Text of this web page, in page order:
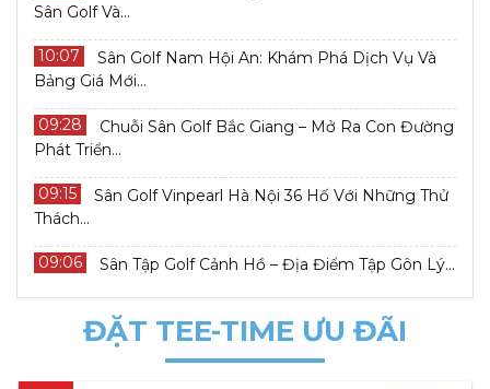
Sân Golf Và...
10:07
Sân Golf Nam Hội An: Khám Phá Dịch Vụ Và
Bảng Giá Mới...
09:28
Chuỗi Sân Golf Bắc Giang – Mở Ra Con Đường
Phát Triển...
09:15
Sân Golf Vinpearl Hà Nội 36 Hố Với Những Thử
Thách...
09:06 Sân Tập Golf Cảnh Hồ – Địa Điểm Tập Gôn Lý...
ĐẶT TEE-TIME ƯU ĐÃI